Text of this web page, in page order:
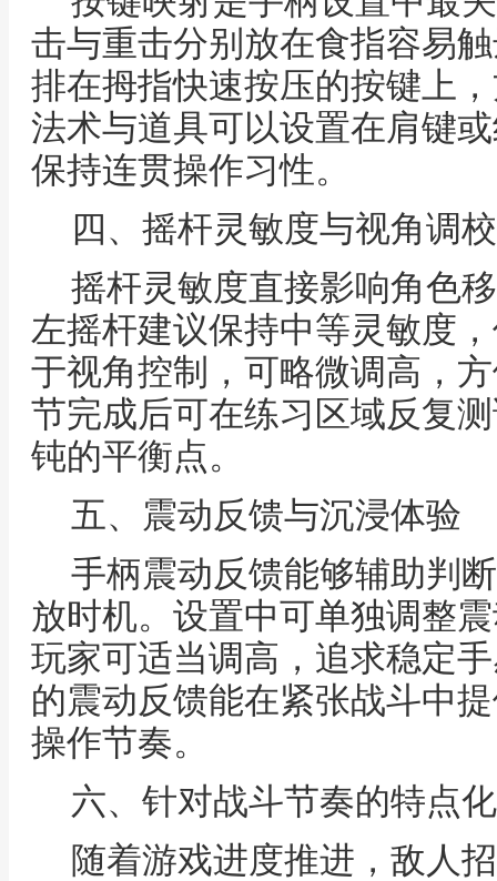
击与重击分别放在食指容易
排在拇指快速按压的按键上
法术与道具可以设置在肩键
保持连贯操作习性。
四、摇杆灵敏度与视角调校
摇杆灵敏度直接影响角色
左摇杆建议保持中等灵敏度
于视角控制，可略微调高，
节完成后可在练习区域反复
钝的平衡点。
五、震动反馈与沉浸体验
手柄震动反馈能够辅助判
放时机。设置中可单独调整
玩家可适当调高，追求稳定
的震动反馈能在紧张战斗中
操作节奏。
六、针对战斗节奏的特点
随着游戏进度推进，敌人